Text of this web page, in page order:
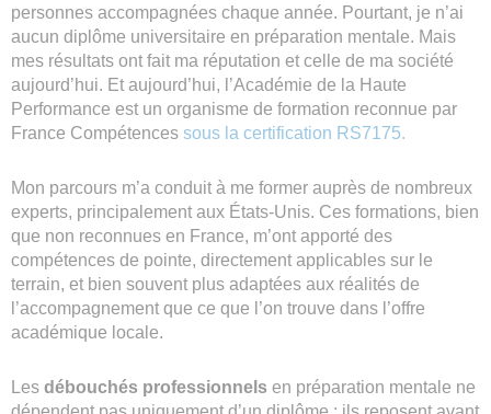
personnes accompagnées chaque année. Pourtant, je n’ai
aucun diplôme universitaire en préparation mentale. Mais
mes résultats ont fait ma réputation et celle de ma société
aujourd’hui. Et aujourd’hui, l’Académie de la Haute
Performance est un organisme de formation reconnue par
France Compétences sous la certification RS7175.
Mon parcours m’a conduit à me former auprès de nombreux
experts, principalement aux États-Unis. Ces formations, bien
que non reconnues en France, m’ont apporté des
compétences de pointe, directement applicables sur le
terrain, et bien souvent plus adaptées aux réalités de
l’accompagnement que ce que l’on trouve dans l’offre
académique locale.
Les débouchés professionnels en préparation mentale ne